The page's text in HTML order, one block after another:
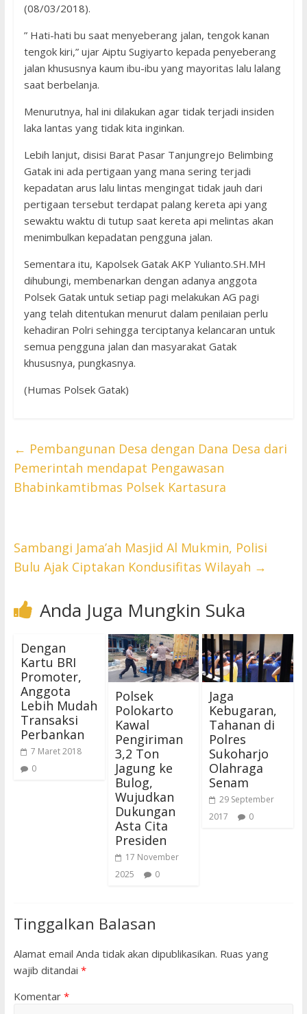
(08/03/2018).
” Hati-hati bu saat menyeberang jalan, tengok kanan
tengok kiri,” ujar Aiptu Sugiyarto kepada penyeberang
jalan khususnya kaum ibu-ibu yang mayoritas lalu lalang
saat berbelanja.
Menurutnya, hal ini dilakukan agar tidak terjadi insiden
laka lantas yang tidak kita inginkan.
Lebih lanjut, disisi Barat Pasar Tanjungrejo Belimbing
Gatak ini ada pertigaan yang mana sering terjadi
kepadatan arus lalu lintas mengingat tidak jauh dari
pertigaan tersebut terdapat palang kereta api yang
sewaktu waktu di tutup saat kereta api melintas akan
menimbulkan kepadatan pengguna jalan.
Sementara itu, Kapolsek Gatak AKP Yulianto.SH.MH
dihubungi, membenarkan dengan adanya anggota
Polsek Gatak untuk setiap pagi melakukan AG pagi
yang telah ditentukan menurut dalam penilaian perlu
kehadiran Polri sehingga terciptanya kelancaran untuk
semua pengguna jalan dan masyarakat Gatak
khususnya, pungkasnya.
(Humas Polsek Gatak)
← Pembangunan Desa dengan Dana Desa dari
Pemerintah mendapat Pengawasan
Bhabinkamtibmas Polsek Kartasura
Sambangi Jama’ah Masjid Al Mukmin, Polisi
Bulu Ajak Ciptakan Kondusifitas Wilayah →
Anda Juga Mungkin Suka
Dengan
Kartu BRI
Promoter,
Anggota
Lebih Mudah
Transaksi
Perbankan
7 Maret 2018
0
Polsek
Polokarto
Kawal
Pengiriman
3,2 Ton
Jagung ke
Bulog,
Wujudkan
Dukungan
Asta Cita
Presiden
17 November
2025
0
Jaga
Kebugaran,
Tahanan di
Polres
Sukoharjo
Olahraga
Senam
29 September
2017
0
Tinggalkan Balasan
Alamat email Anda tidak akan dipublikasikan. Ruas yang
wajib ditandai *
Komentar *